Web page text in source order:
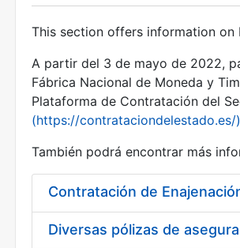
Show/Hide
Show/Hide
Show/Hide
This section offers information on
A partir del 3 de mayo de 2022,
Fábrica Nacional de Moneda y
Plataforma de Contratación del
(https://contrataciondelestado.es/)
También podrá encontrar más
Contratación de
Diversas pólizas de